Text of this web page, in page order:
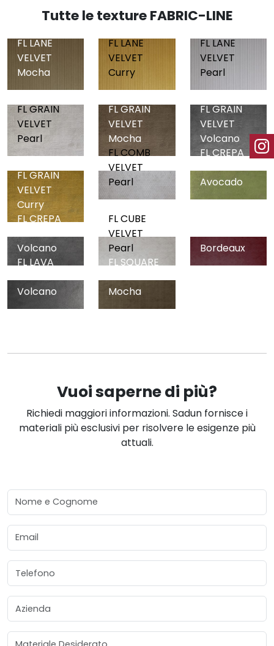
Tutte le texture FABRIC-LINE
FL LANE
VELVET
Mocha
FL LANE
VELVET
Curry
FL LANE
VELVET
Pearl
FL GRAIN
VELVET
Pearl
FL GRAIN
VELVET
Mocha
FL GRAIN
VELVET
Volcano
FL GRAIN
VELVET
Curry
FL COMB
VELVET
Pearl
FL CREPA
VELVET
Avocado
FL CREPA
VELVET
Volcano
FL CUBE
VELVET
Pearl
VELVET
Bordeaux
FL LAVA
VELVET
Volcano
FL SQUARE
2 VELVET
Mocha
Vuoi saperne di più?
Richiedi maggiori informazioni. Sadun fornisce i
materiali più esclusivi per risolvere le esigenze più
attuali.
Nome e Cognome
Email
Telefono
Azienda
Materiale Desiderato